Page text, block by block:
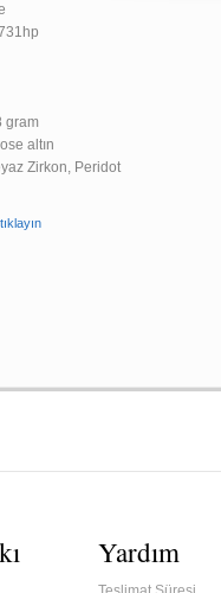
gram
altın
Zirkon, Peridot
Yardım